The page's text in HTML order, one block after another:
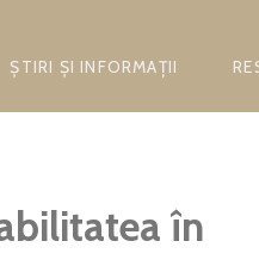
ȘTIRI ȘI INFORMAȚII
în